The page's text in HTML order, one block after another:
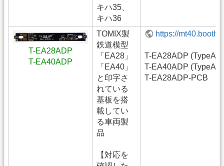
キハ35、
キハ36
T-EA28ADP
T-EA40ADP
TOMIX製
鉄道模型
「EA28」
「EA40」
と印字さ
れている
基板を搭
載してい
る車両製
品
【対応を
https://
T-EA28ADP (TypeA)
T-EA40ADP (TypeA)
T-EA28ADP-PCB